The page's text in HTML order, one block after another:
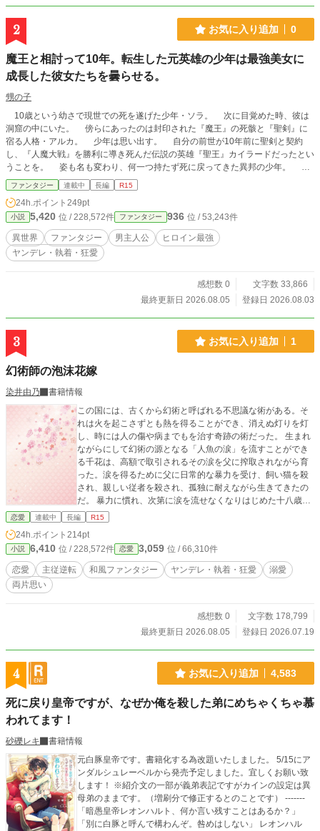
2 お気に入り追加 0
魔王と相討って10年。転生した元英雄の少年は最強美女に
成長した彼女たちを曇らせる。
甥の子
10歳という幼さで現世での死を遂げた少年・ソラ。 次に目覚めた時、彼は
洞窟の中にいた。 傍らにあったのは封印された『魔王』の死骸と『聖剣』に
宿る人格・アルカ。 少年は思い出す。 自分の前世が10年前に聖剣と契約
し、『人魔大戦』を勝利に導き死んだ伝説の英雄『聖王』カイラードだったとい
うことを。 姿も名も変わり、何一つ持たず死に戻ってきた異邦の少年。 そ
んな彼の前に、突如紅い髪と瞳の美女が現れる。 「――今度こそ、貴方を護り
ます」 女の名はアウローラ。 彼女は幼い頃にカイラードによって拾われ、
そして彼の最期を看取った騎士であり、家族だった。 やがて10年の別離を経
た彼女の想いは、歪んだ依存心と独占欲へと変わっていく。 果たせなかった
約束。 前世のしがらみ。 そして、『聖王』を追い求める者たちによる暗
躍。 これは前世の記憶を抱えた少年が、己が救った世界のその先で生き方を
探す物語。
ファンタジー 連載中 長編 R15
24h.ポイント 249pt
小説 5,420 位 / 228,572件 ファンタジー 936 位 / 53,243件
異世界 ファンタジー 男主人公
ヒロイン最強
ヤンデレ・執着・狂愛
感想数 0
文字数 33,866
最終更新日 2026.08.05
登録日 2026.08.03
3 お気に入り追加 1
幻術師の泡沫花嫁
染井由乃
書籍情報
この国には、古くから幻術と呼ばれる不思議な術がある。そ
れは火を起こさずとも熱を得ることができ、消えぬ灯りを灯
し、時には人の傷や病までもを治す奇跡の術だった。 生まれ
ながらにして幻術の源となる「人魚の涙」を流すことができ
る千花は、高額で取引されるその涙を父に搾取されながら育
った。涙を得るために父に日常的な暴力を受け、飼い猫を殺
され、親しい従者を殺され、孤独に耐えながら生きてきたの
だ。 暴力に慣れ、次第に涙を流せなくなりはじめた十八歳の
春、父の散財により没落寸前となった家を立て直すため、千
せる幻術師であり、六年前に父に殺されたはずの元従者・朔
だった。彼は、自分を殺しかけ、ごみのように捨てた浅海家
と千花への復讐のために、千花を妻として買い取りに来たの
だった。 「あなたはこれから死ぬまでずっと、ぼくのそばで
語。 ※他サイトにも投稿しています。
恋愛 連載中 長編 R15
24h.ポイント 214pt
小説 6,410 位 / 228,572件 恋愛 3,059 位 / 66,310件
恋愛 主従逆転 和風ファンタジー ヤンデレ・執着・狂愛
溺愛
両片思い
感想数 0
文字数 178,799
最終更新日 2026.08.05
登録日 2026.07.19
4 お気に入り追加 4,583
死に戻り皇帝ですが、なぜか俺を殺した弟にめちゃくちゃ慕
われてます！
砂礫レキ
書籍情報
元白豚皇帝です。書籍化する為改題いたしました。 5/15にア
ンダルシュレーベルから発売予定しました。宜しくお願い致
します！ ※紹介文の一部が義弟表記ですがカインの設定は異
母弟のままです。（増刷分で修正するとのことです） -------
「暗愚皇帝レオンハルト、何か言い残すことはあるか？」
「別に白豚と呼んで構わんぞ。咎めはしない」 レオンハル